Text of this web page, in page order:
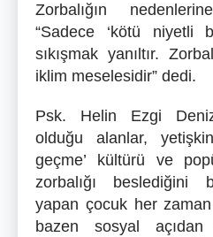
Zorbalığın
“Sadece ‘kötü niyetli
sıkışmak yanıltır.
iklim meselesidir” dedi.
Psk. Helin Ezgi
olduğu alanlar, yetişkin
geçme’ kültürü ve
zorbalığı beslediğini
yapan çocuk her
bazen sosyal